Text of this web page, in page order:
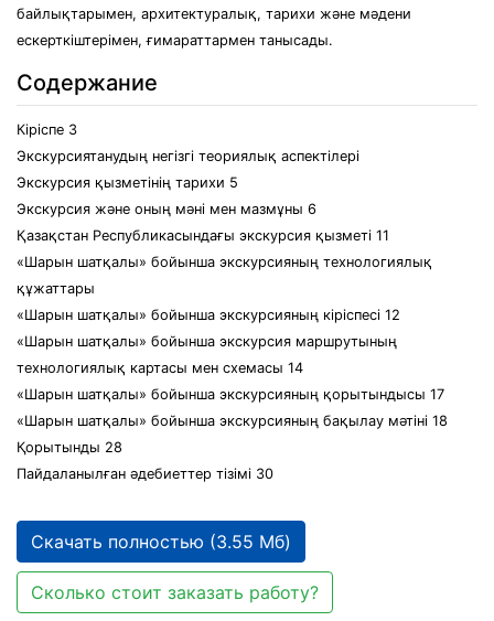
байлықтарымен, архитектуралық, тарихи және мәдени
ескерткіштерімен, ғимараттармен танысады.
Содержание
Кіріспе 3
Экскурсиятанудың негізгі теориялық аспектілері
Экскурсия қызметінің тарихи 5
Экскурсия және оның мәні мен мазмұны 6
Қазақстан Республикасындағы экскурсия қызметі 11
«Шарын шатқалы» бойынша экскурсияның технологиялық
құжаттары
«Шарын шатқалы» бойынша экскурсияның кіріспесі 12
«Шарын шатқалы» бойынша экскурсия маршрутының
технологиялық картасы мен схемасы 14
«Шарын шатқалы» бойынша экскурсияның қорытындысы 17
«Шарын шатқалы» бойынша экскурсияның бақылау мәтіні 18
Қорытынды 28
Пайдаланылған әдебиеттер тізімі 30
Скачать полностью (3.55 Мб)
Сколько стоит заказать работу?